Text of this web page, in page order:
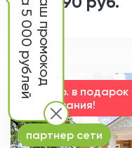
15000 р. в
проживания!
партнер сети
Ваш промокод
на 5 000 рублей